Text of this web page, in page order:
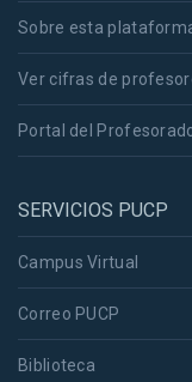
Sobre esta
Ver cifras de
Portal del
SERVICIOS PUCP
Campus Virtual
Correo PUCP
Biblioteca